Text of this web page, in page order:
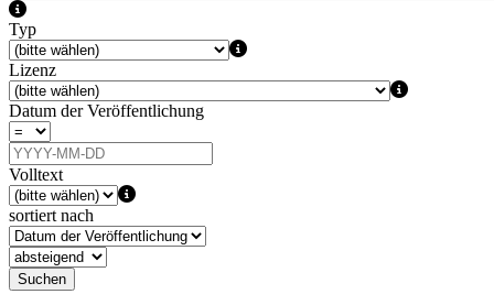
Typ
Lizenz
Datum der Veröffentlichung
Volltext
sortiert nach
Suchen